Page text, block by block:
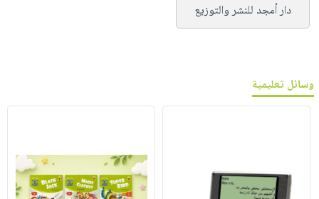
دار أمجد للنشر والتوزيع
وسائل تعليمية